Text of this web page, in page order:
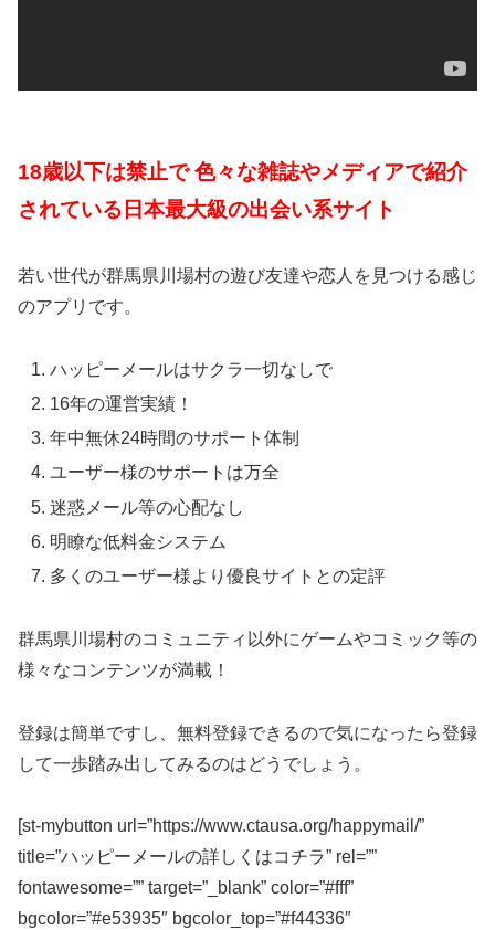
18歳以下は禁止で 色々な雑誌やメディアで紹介
されている日本最大級の出会い系サイト
若い世代が群馬県川場村の遊び友達や恋人を見つける感じ
のアプリです。
ハッピーメールはサクラ一切なしで
16年の運営実績！
年中無休24時間のサポート体制
ユーザー様のサポートは万全
迷惑メール等の心配なし
明瞭な低料金システム
多くのユーザー様より優良サイトとの定評
群馬県川場村のコミュニティ以外にゲームやコミック等の
様々なコンテンツが満載！
登録は簡単ですし、無料登録できるので気になったら登録
して一歩踏み出してみるのはどうでしょう。
[st-mybutton url=”https://www.ctausa.org/happymail/”
title=”ハッピーメールの詳しくはコチラ” rel=””
fontawesome=”” target=”_blank” color=”#fff”
bgcolor=”#e53935″ bgcolor_top=”#f44336″